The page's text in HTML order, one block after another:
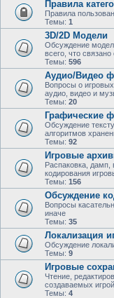
Правила
Правила
Темы: 1
3D/2D Модели
Обсуждение
всего, что
Темы: 596
Аудио/Видео
Вопросы о
аудио, видео и
Темы: 20
Графические
Обсуждение
алгоритмов
Темы: 92
Игровые
Распаковка,
кодирования
Темы: 156
Обсуждение
Вопросы
иначе
Темы: 35
Локализация
Обсуждение
Темы: 9
Игровые
Чтение,
создаваемых
Темы: 4